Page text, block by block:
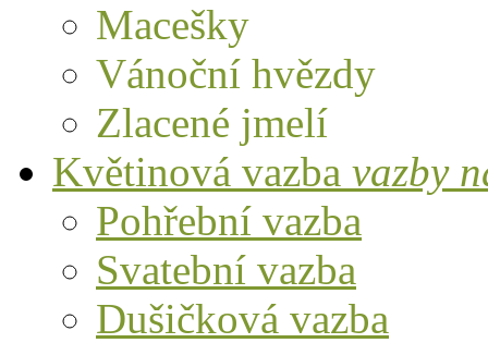
Macešky
Vánoční hvězdy
Zlacené jmelí
Květinová vazba vazby
Pohřební vazba
Svatební vazba
Dušičková vazba